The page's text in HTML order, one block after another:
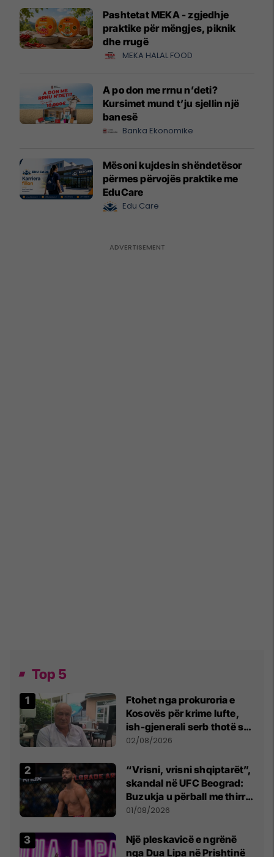
Pashtetat MEKA - zgjedhje
praktike për mëngjes, piknik
dhe rrugë
MEKA HALAL FOOD
A po don me rrnu n’deti?
Kursimet mund t’ju sjellin një
banesë
Banka Ekonomike
Mësoni kujdesin shëndetësor
përmes përvojës praktike me
EduCare
Edu Care
Top 5
Ftohet nga prokuroria e
Kosovës për krime lufte,
ish-gjenerali serb thotë se
dikush e tradhtoi në
02/08/2026
“Vrisni, vrisni shqiptarët”,
skandal në UFC Beograd:
Buzukja u përball me thirrje
anti-shqiptare nga
01/08/2026
Një pleskavicë e ngrënë
nga Dua Lipa në Prishtinë